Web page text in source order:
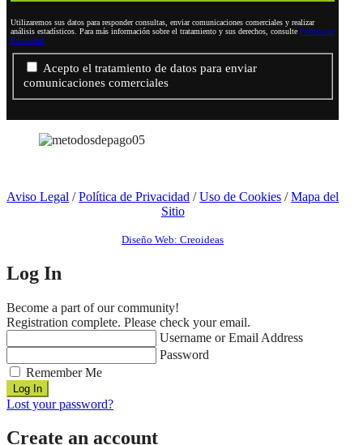
Utilizaremos sus datos para responder consultas, enviar comunicaciones comerciales y realizar
análisis estadísticos. Para más información sobre el tratamiento y sus derechos, consulte Política de
Privacidad
Acepto el tratamiento de datos para enviar
comunicaciones comerciales
Aviso Legal /Política de Privacidad /Uso de Cookies /Mapa del
Sitio
Diseño Web: Creoideas
Log In
Become a part of our community!
Registration complete. Please check your email.
Username or Email Address
Password
Remember Me
Lost your password?
Create an account